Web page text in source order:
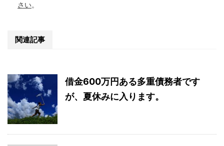
さい。
関連記事
借金600万円ある多重債務者です
が、夏休みに入ります。